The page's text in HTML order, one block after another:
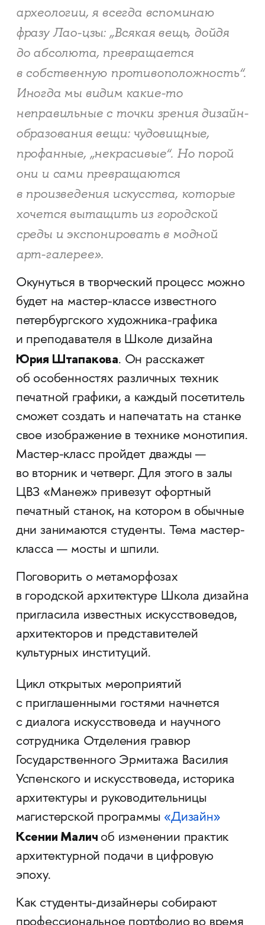
археологии, я всегда вспоминаю
фразу Лао-цзы: „Всякая вещь, дойдя
до абсолюта, превращается
в собственную противоположность“.
Иногда мы видим какие-то
неправильные с точки зрения дизайн-
образования вещи: чудовищные,
профанные, „некрасивые“. Но порой
они и сами превращаются
в произведения искусства, которые
хочется вытащить из городской
среды и экспонировать в модной
арт-галерее».
Окунуться в творческий процесс можно
будет на мастер-классе известного
петербургского художника-графика
и преподавателя в Школе дизайна
Юрия Штапакова. Он расскажет
об особенностях различных техник
печатной графики, а каждый посетитель
сможет создать и напечатать на станке
свое изображение в технике монотипия.
Мастер-класс пройдет дважды —
во вторник и четверг. Для этого в залы
ЦВЗ «Манеж» привезут офортный
печатный станок, на котором в обычные
дни занимаются студенты. Тема мастер-
класса — мосты и шпили.
Поговорить о метаморфозах
в городской архитектуре Школа дизайна
пригласила известных искусствоведов,
архитекторов и представителей
культурных институций.
Цикл открытых мероприятий
с приглашенными гостями начнется
с диалога искусствоведа и научного
сотрудника Отделения гравюр
Государственного Эрмитажа Василия
Успенского и искусствоведа, историка
архитектуры и руководительницы
магистерской программы «Дизайн»
Ксении Малич об изменении практик
архитектурной подачи в цифровую
эпоху.
Как студенты-дизайнеры собирают